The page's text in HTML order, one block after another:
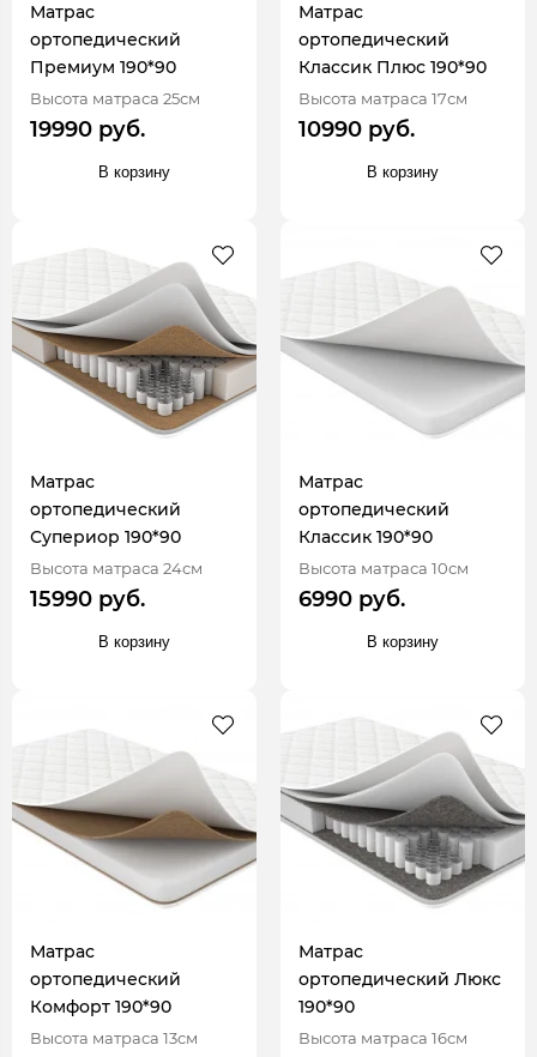
Матрас
ортопедический
Премиум 190*90
Высота матраса 25см
19990 руб.
В корзину
Матрас
ортопедический
Классик Плюс 190*90
Высота матраса 17см
10990 руб.
В корзину
Матрас
ортопедический
Супериор 190*90
Высота матраса 24см
15990 руб.
В корзину
Матрас
ортопедический
Классик 190*90
Высота матраса 10см
6990 руб.
В корзину
Матрас
ортопедический
Комфорт 190*90
Высота матраса 13см
Матрас
ортопедический Люкс
190*90
Высота матраса 16см